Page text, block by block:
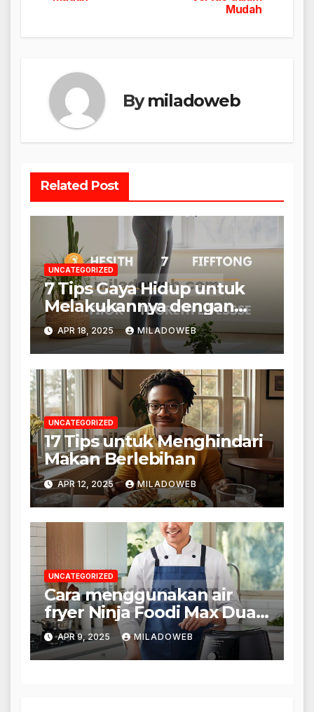
Mudah
Bymiladoweb
Related Post
UNCATEGORIZED
7 Tips Gaya Hidup untuk
Melakukannya dengan
Benar
APR 18, 2025 MILADOWEB
UNCATEGORIZED
17 Tips untuk Menghindari
Makan Berlebihan
APR 12, 2025 MILADOWEB
UNCATEGORIZED
Cara menggunakan air
fryer Ninja Foodi Max Dual
— 5 tips yang tidak
dijelaskan dalam buku
panduan
APR 9, 2025 MILADOWEB